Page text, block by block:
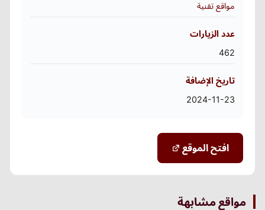
مواقع تقنية
عدد الزيارات
462
تاريخ الإضافة
2024-11-23
افتح الموقع
مواقع مشابهة